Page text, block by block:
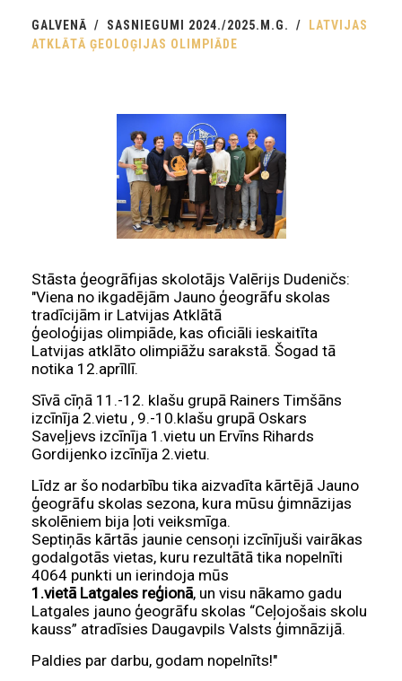
GALVENĀ SASNIEGUMI 2024./2025.M.G.
LATVIJAS
ATKLĀTĀ ĢEOLOĢIJAS OLIMPIĀDE
Stāsta ģeogrāfijas skolotājs Valērijs Dudeničs:
"Viena no ikgadējām Jauno ģeogrāfu skolas
tradīcijām ir Latvijas Atklātā
ģeoloģijas olimpiāde, kas oficiāli ieskaitīta
Latvijas atklāto olimpiāžu sarakstā. Šogad tā
notika 12.aprīllī.
Sīvā cīņā 11.-12. klašu grupā Rainers Timšāns
izcīnīja 2.vietu , 9.-10.klašu grupā Oskars
Saveļjevs izcīnīja 1.vietu un Ervīns Rihards
Gordijenko izcīnīja 2.vietu.
Līdz ar šo nodarbību tika aizvadīta kārtējā Jauno
ģeogrāfu skolas sezona, kura mūsu ģimnāzijas
skolēniem bija ļoti veiksmīga.
Septiņās kārtās jaunie censoņi izcīnījuši vairākas
godalgotās vietas, kuru rezultātā tika nopelnīti
4064 punkti un ierindoja mūs
1.vietā Latgales reģionā, un visu nākamo gadu
Latgales jauno ģeogrāfu skolas “Ceļojošais skolu
kauss” atradīsies Daugavpils Valsts ģimnāzijā.
Paldies par darbu, godam nopelnīts!"